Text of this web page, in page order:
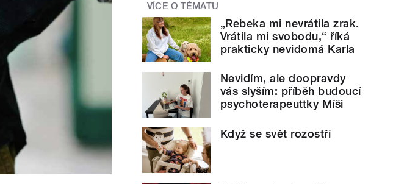
VÍCE O TÉMATU
„Rebeka mi nevrátila zrak.
Vrátila mi svobodu,“ říká
prakticky nevidomá Karla
Nevidím, ale doopravdy
vás slyším: příběh budoucí
psychoterapeuttky Míši
Když se svět rozostří